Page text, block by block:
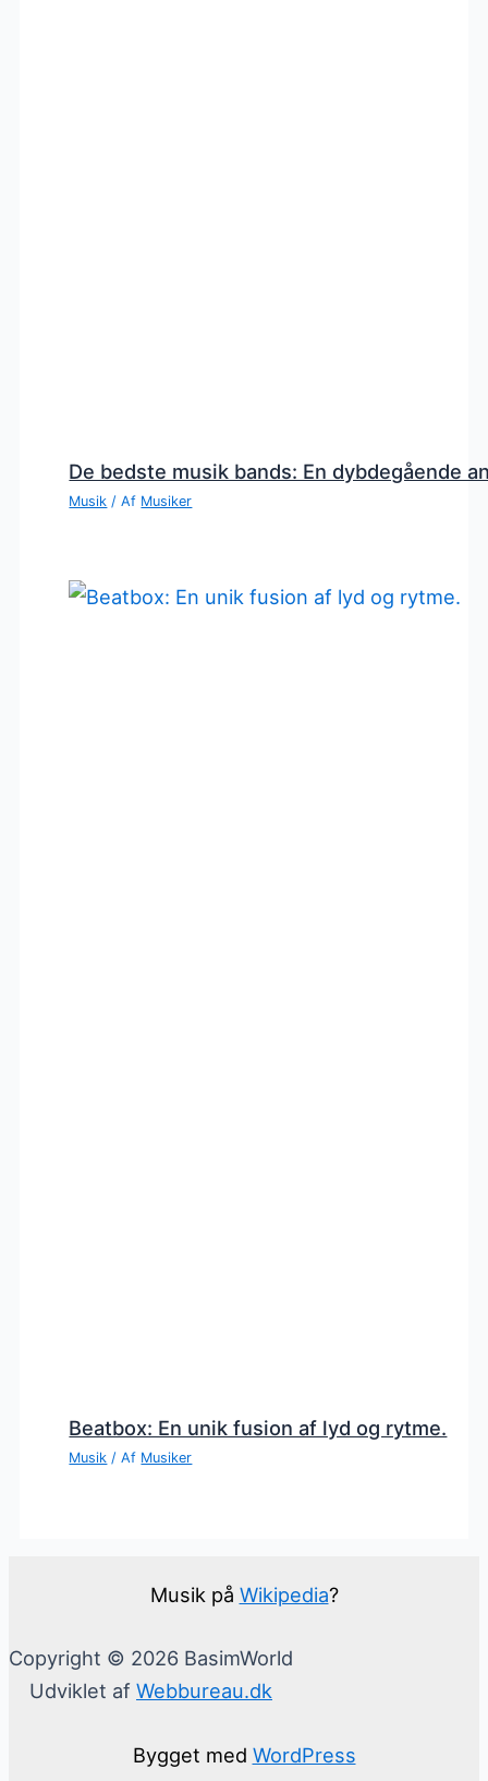
De bedste musik bands: En dybdegående
Musik / Af Musiker
Beatbox: En unik fusion af lyd og rytme.
Musik / Af Musiker
Musik på Wikipedia?
Copyright © 2026 BasimWorld
Udviklet af Webbureau.dk
Bygget med WordPress